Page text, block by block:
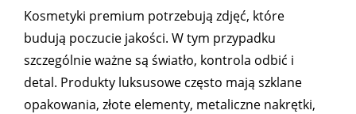
Kosmetyki premium potrzebują zdjęć, które
budują poczucie jakości. W tym przypadku
szczególnie ważne są światło, kontrola odbić i
detal. Produkty luksusowe często mają szklane
opakowania, złote elementy, metaliczne nakrętki,